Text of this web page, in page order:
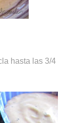
hasta las 3/4